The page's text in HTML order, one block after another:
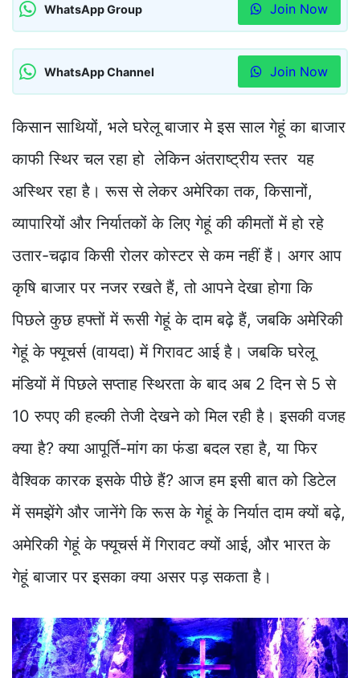
WhatsApp Group Join Now
WhatsApp Channel Join Now
किसान साथियों, भले घरेलू बाजार मे इस साल गेहूं का बाजार
काफी स्थिर चल रहा हो लेकिन अंतराष्ट्रीय स्तर यह
अस्थिर रहा है। रूस से लेकर अमेरिका तक, किसानों,
व्यापारियों और निर्यातकों के लिए गेहूं की कीमतों में हो रहे
उतार-चढ़ाव किसी रोलर कोस्टर से कम नहीं हैं। अगर आप
कृषि बाजार पर नजर रखते हैं, तो आपने देखा होगा कि
पिछले कुछ हफ्तों में रूसी गेहूं के दाम बढ़े हैं, जबकि अमेरिकी
गेहूं के फ्यूचर्स (वायदा) में गिरावट आई है। जबकि घरेलू
मंडियों में पिछले सप्ताह स्थिरता के बाद अब 2 दिन से 5 से
10 रुपए की हल्की तेजी देखने को मिल रही है। इसकी वजह
क्या है? क्या आपूर्ति-मांग का फंडा बदल रहा है, या फिर
वैश्विक कारक इसके पीछे हैं? आज हम इसी बात को डिटेल
में समझेंगे और जानेंगे कि रूस के गेहूं के निर्यात दाम क्यों बढ़े,
अमेरिकी गेहूं के फ्यूचर्स में गिरावट क्यों आई, और भारत के
गेहूं बाजार पर इसका क्या असर पड़ सकता है।